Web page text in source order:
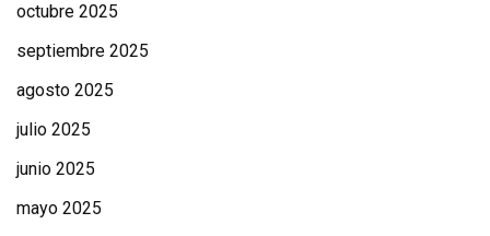
octubre 2025
septiembre 2025
agosto 2025
julio 2025
junio 2025
mayo 2025